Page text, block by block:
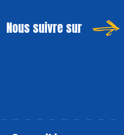
Nous suivre sur